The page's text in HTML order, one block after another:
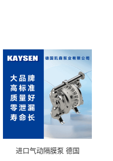
进口气动隔膜泵 德国